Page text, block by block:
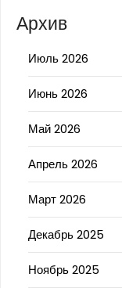
Архив
Июль 2026
Июнь 2026
Май 2026
Апрель 2026
Март 2026
Декабрь 2025
Ноябрь 2025